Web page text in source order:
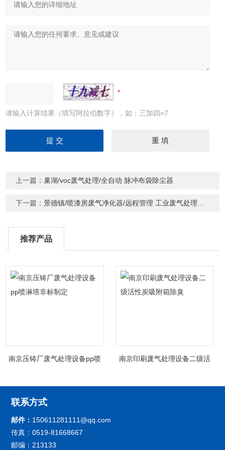
请输入计算结果（填写阿拉伯数字），如：三加四=7
上一篇：巢湖/voc废气处理/全自动 脉冲布袋除尘器
下一篇：景德镇/喷漆房废气净化器/远程管理 工业废气处理设备
推荐产品
南京压铸厂废气处理设备pp喷
南京印刷废气处理设备二级活
联系方式
邮件： 150611281111@qq.com
传真：0519-81668667
邮编：213133